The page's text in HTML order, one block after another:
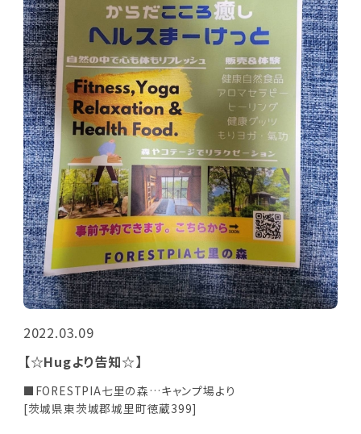
2022.03.09
【☆Hugより告知☆】
■FORESTPIA七里の森…キャンプ場より
[茨城県東茨城郡城里町徳蔵399]